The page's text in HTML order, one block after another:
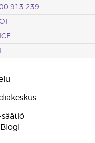
913 239
säätiö